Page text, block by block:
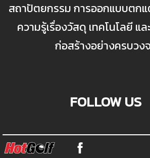
สถาปัตยกรรม การออกแบบตก
ความรู้เรื่องวัสดุ เทคโนโลยี แ
ก่อสร้างอย่างครบวง
FOLLOW US